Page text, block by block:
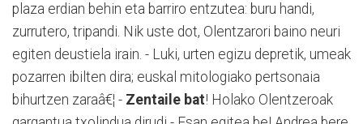
plaza erdian behin eta barriro entzutea: buru handi,
zurrutero, tripandi. Nik uste dot, Olentzarori baino neuri
egiten deustiela irain. - Luki, urten egizu depretik, umeak
pozarren ibilten dira; euskal mitologiako pertsonaia
bihurtzen zaraâ€¦ - Zentaile bat! Holako Olentzeroak